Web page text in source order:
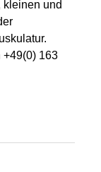
kleinen und
+49(0) 163